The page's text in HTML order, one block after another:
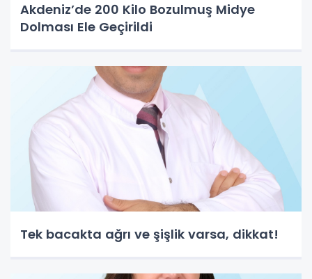
Akdeniz’de 200 Kilo Bozulmuş Midye
Dolması Ele Geçirildi
Tek bacakta ağrı ve şişlik varsa, dikkat!